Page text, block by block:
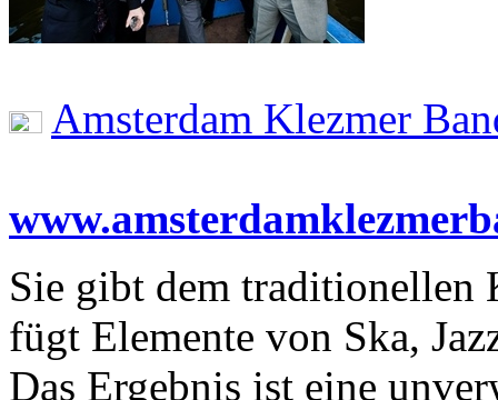
Amsterdam Klezmer
Sie gibt dem traditionellen
fügt Elemente von Ska,
Das Ergebnis ist eine